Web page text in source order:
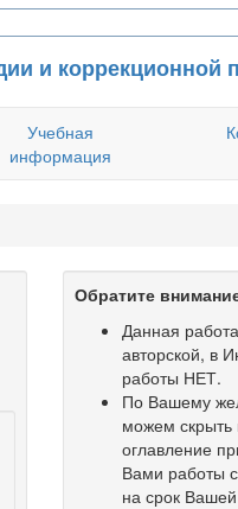
и коррекционной
Учебная
информация
Обратите
Данная
авторской, в
работы НЕТ.
По Вашему
можем скрыть
оглавление
Вами работы
на срок